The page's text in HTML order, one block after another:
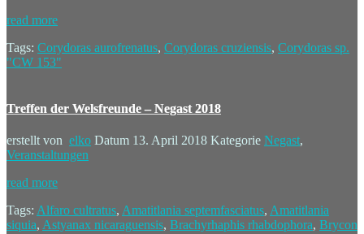
read more
Tags: Corydoras aurofrenatus, Corydoras cruziensis, Corydoras sp.
"CW 153"
Treffen der Welsfreunde – Negast 2018
erstellt von elko Datum 13. April 2018 Kategorie Negast,
Veranstaltungen
read more
Tags: Alfaro cultratus, Amatitlania septemfasciatus, Amatitlania
siquia, Astyanax nicaraguensis, Brachyrhaphis rhabdophora, Brycon